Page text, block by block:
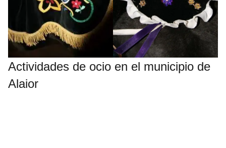
Actividades de ocio en el municipio de
Alaior